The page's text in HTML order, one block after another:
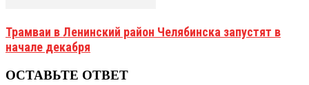
Трамваи в Ленинский район Челябинска запустят в
начале декабря
ОСТАВЬТЕ ОТВЕТ